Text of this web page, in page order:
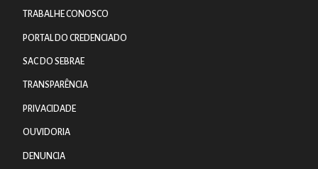
TRABALHE CONOSCO
PORTAL DO CREDENCIADO
SAC DO SEBRAE
TRANSPARÊNCIA
PRIVACIDADE
OUVIDORIA
DENUNCIA